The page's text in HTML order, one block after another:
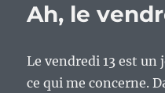
Ah, le
Le vendredi 13 est un
ce qui me concerne.